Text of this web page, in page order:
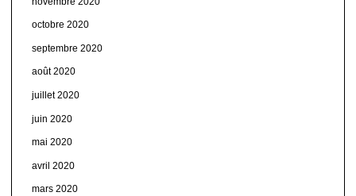
octobre 2020
septembre 2020
août 2020
juillet 2020
juin 2020
mai 2020
avril 2020
mars 2020